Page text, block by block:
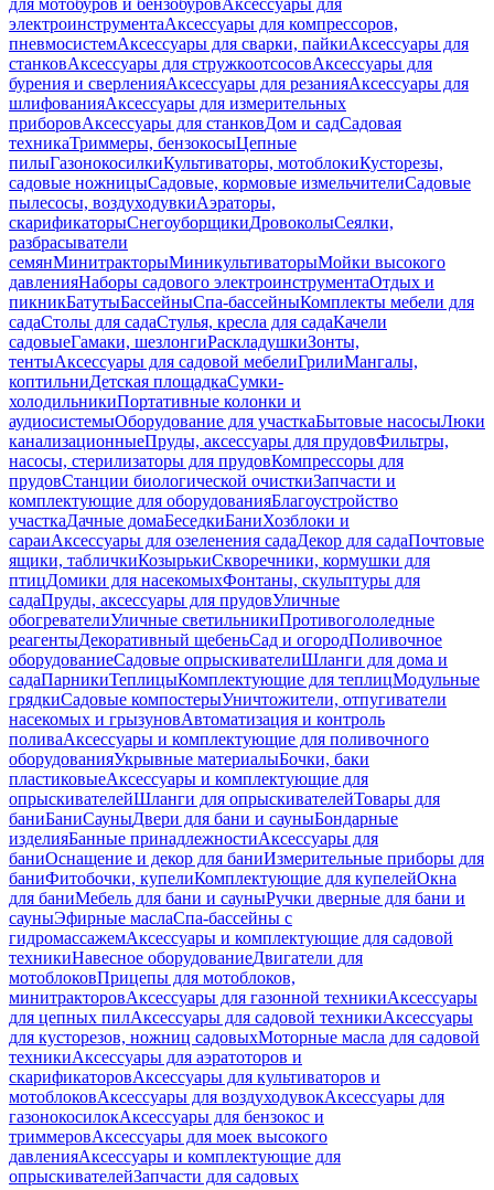
для мотобуров и бензобуровАксессуары для
электроинструментаАксессуары для компрессоров,
пневмосистемАксессуары для сварки, пайкиАксессуары для
станковАксессуары для стружкоотсосовАксессуары для
бурения и сверленияАксессуары для резанияАксессуары для
шлифованияАксессуары для измерительных
приборовАксессуары для станковДом и садСадовая
техникаТриммеры, бензокосыЦепные
пилыГазонокосилкиКультиваторы, мотоблокиКусторезы,
садовые ножницыСадовые, кормовые измельчителиСадовые
пылесосы, воздуходувкиАэраторы,
скарификаторыСнегоуборщикиДровоколыСеялки,
разбрасыватели
семянМинитракторыМиникультиваторыМойки высокого
давленияНаборы садового электроинструментаОтдых и
пикникБатутыБассейныСпа-бассейныКомплекты мебели для
садаСтолы для садаСтулья, кресла для садаКачели
садовыеГамаки, шезлонгиРаскладушкиЗонты,
тентыАксессуары для садовой мебелиГрилиМангалы,
коптильниДетская площадкаСумки-
холодильникиПортативные колонки и
аудиосистемыОборудование для участкаБытовые насосыЛюки
канализационныеПруды, аксессуары для прудовФильтры,
насосы, стерилизаторы для прудовКомпрессоры для
прудовСтанции биологической очисткиЗапчасти и
комплектующие для оборудованияБлагоустройство
участкаДачные домаБеседкиБаниХозблоки и
сараиАксессуары для озеленения садаДекор для садаПочтовые
ящики, табличкиКозырькиСкворечники, кормушки для
птицДомики для насекомыхФонтаны, скульптуры для
садаПруды, аксессуары для прудовУличные
обогревателиУличные светильникиПротивогололедные
реагентыДекоративный щебеньСад и огородПоливочное
оборудованиеСадовые опрыскивателиШланги для дома и
садаПарникиТеплицыКомплектующие для теплицМодульные
грядкиСадовые компостерыУничтожители, отпугиватели
насекомых и грызуновАвтоматизация и контроль
поливаАксессуары и комплектующие для поливочного
оборудованияУкрывные материалыБочки, баки
пластиковыеАксессуары и комплектующие для
опрыскивателейШланги для опрыскивателейТовары для
баниБаниСауныДвери для бани и сауныБондарные
изделияБанные принадлежностиАксессуары для
баниОснащение и декор для баниИзмерительные приборы для
баниФитобочки, купелиКомплектующие для купелейОкна
для баниМебель для бани и сауныРучки дверные для бани и
сауныЭфирные маслаСпа-бассейны с
гидромассажемАксессуары и комплектующие для садовой
техникиНавесное оборудованиеДвигатели для
мотоблоковПрицепы для мотоблоков,
минитракторовАксессуары для газонной техникиАксессуары
для цепных пилАксессуары для садовой техникиАксессуары
для кусторезов, ножниц садовыхМоторные масла для садовой
техникиАксессуары для аэратоторов и
скарификаторовАксессуары для культиваторов и
мотоблоковАксессуары для воздуходувокАксессуары для
газонокосилокАксессуары для бензокос и
триммеровАксессуары для моек высокого
давленияАксессуары и комплектующие для
опрыскивателейЗапчасти для садовых